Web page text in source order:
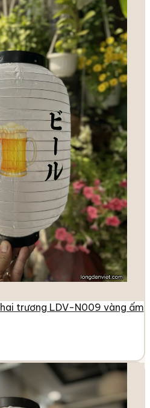
trương LDV-N009 vàng ấm